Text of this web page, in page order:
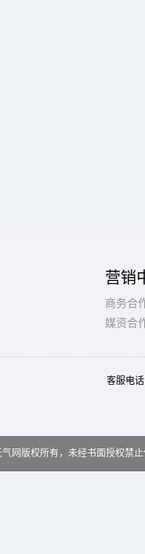
营销
商务合
媒资合
客服电
气网版权所有，未经书面授权